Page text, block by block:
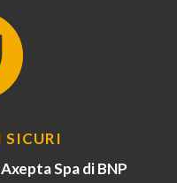
SICURI
Spa di BNP